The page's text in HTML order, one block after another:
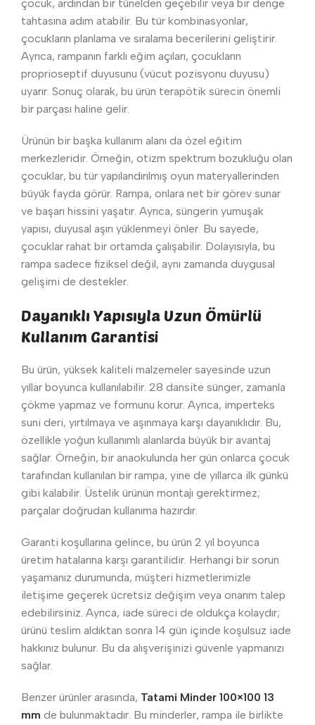
çocuk, ardından bir tünelden geçebilir veya bir denge
tahtasına adım atabilir. Bu tür kombinasyonlar,
çocukların planlama ve sıralama becerilerini geliştirir.
Ayrıca, rampanın farklı eğim açıları, çocukların
proprioseptif duyusunu (vücut pozisyonu duyusu)
uyarır. Sonuç olarak, bu ürün terapötik sürecin önemli
bir parçası haline gelir.
Ürünün bir başka kullanım alanı da özel eğitim
merkezleridir. Örneğin, otizm spektrum bozukluğu olan
çocuklar, bu tür yapılandırılmış oyun materyallerinden
büyük fayda görür. Rampa, onlara net bir görev sunar
ve başarı hissini yaşatır. Ayrıca, süngerin yumuşak
yapısı, duyusal aşırı yüklenmeyi önler. Bu sayede,
çocuklar rahat bir ortamda çalışabilir. Dolayısıyla, bu
rampa sadece fiziksel değil, aynı zamanda duygusal
gelişimi de destekler.
Dayanıklı Yapısıyla Uzun Ömürlü
Kullanım Garantisi
Bu ürün, yüksek kaliteli malzemeler sayesinde uzun
yıllar boyunca kullanılabilir. 28 dansite sünger, zamanla
çökme yapmaz ve formunu korur. Ayrıca, imperteks
suni deri, yırtılmaya ve aşınmaya karşı dayanıklıdır. Bu,
özellikle yoğun kullanımlı alanlarda büyük bir avantaj
sağlar. Örneğin, bir anaokulunda her gün onlarca çocuk
tarafından kullanılan bir rampa, yine de yıllarca ilk günkü
gibi kalabilir. Üstelik ürünün montajı gerektirmez;
parçalar doğrudan kullanıma hazırdır.
Garanti koşullarına gelince, bu ürün 2 yıl boyunca
üretim hatalarına karşı garantilidir. Herhangi bir sorun
yaşamanız durumunda, müşteri hizmetlerimizle
iletişime geçerek ücretsiz değişim veya onarım talep
edebilirsiniz. Ayrıca, iade süreci de oldukça kolaydır;
ürünü teslim aldıktan sonra 14 gün içinde koşulsuz iade
hakkınız bulunur. Bu da alışverişinizi güvenle yapmanızı
sağlar.
Benzer ürünler arasında, Tatami Minder 100×100 13
mm de bulunmaktadır. Bu minderler, rampa ile birlikte